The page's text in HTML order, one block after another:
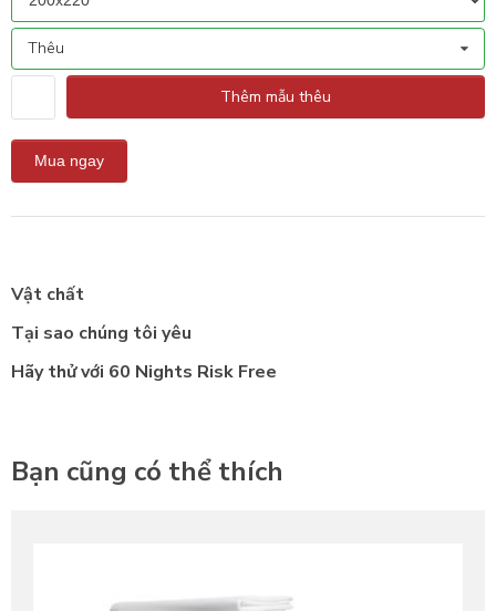
Thêu
Thêm mẫu thêu
Vật chất
Tại sao chúng tôi yêu
Hãy thử với 60 Nights Risk Free
Bạn cũng có thể thích